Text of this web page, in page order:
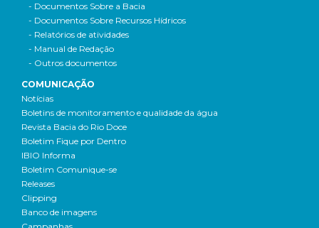
- Documentos Sobre a Bacia
- Documentos Sobre Recursos Hídricos
- Relatórios de atividades
- Manual de Redação
- Outros documentos
COMUNICAÇÃO
Notícias
Boletins de monitoramento e qualidade da água
Revista Bacia do Rio Doce
Boletim Fique por Dentro
IBIO Informa
Boletim Comunique-se
Releases
Clipping
Banco de imagens